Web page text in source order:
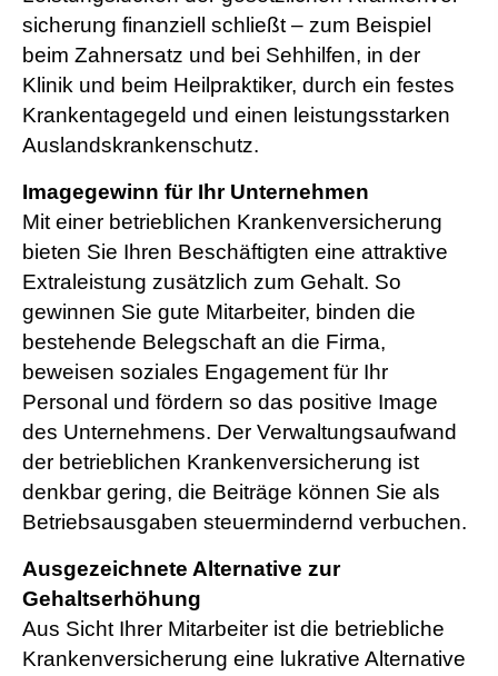
si­che­rung finanziell schließt – zum Beispiel
beim Zahnersatz und bei Sehhilfen, in der
Klinik und beim Heilpraktiker, durch ein festes
Krankentagegeld und einen leistungsstarken
Auslandskrankenschutz.
Imagegewinn für Ihr Unternehmen
Mit einer betrieblichen Kranken­ver­si­che­rung
bieten Sie Ihren Beschäftigten eine attraktive
Extraleistung zusätzlich zum Gehalt. So
gewinnen Sie gute Mitarbeiter, binden die
bestehende Belegschaft an die Firma,
beweisen soziales Engagement für Ihr
Personal und fördern so das positive Image
des Unternehmens. Der Verwaltungsaufwand
der betrieblichen Kranken­ver­si­che­rung ist
denkbar gering, die Beiträge können Sie als
Betriebsausgaben steuermindernd verbuchen.
Ausgezeichnete Alternative zur
Gehaltserhöhung
Aus Sicht Ihrer Mitarbeiter ist die betriebliche
Kranken­ver­si­che­rung eine lukrative Alternative